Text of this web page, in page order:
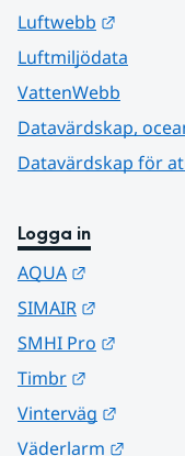
Luftwebb
Luftmiljödata
VattenWebb
Datavärdskap,
Datavärdskap för
Logga in
AQUA
SIMAIR
SMHI Pro
Timbr
Vinterväg
Väderlarm